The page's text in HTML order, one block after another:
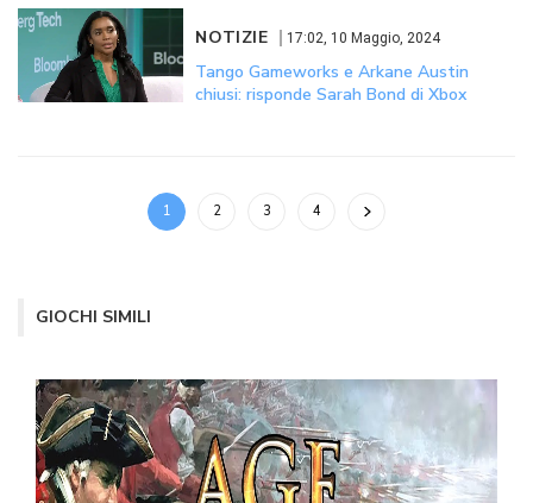
NOTIZIE 17:02, 10 Maggio, 2024
Tango Gameworks e Arkane Austin
chiusi: risponde Sarah Bond di Xbox
1 2 3 4
GIOCHI SIMILI